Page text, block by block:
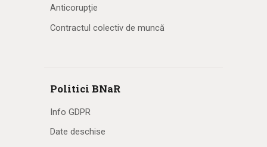
Anticorupție
Contractul colectiv de muncă
Politici BNaR
Info GDPR
Date deschise